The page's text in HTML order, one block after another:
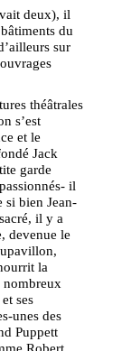
deux), il
du
sur
théâtrales
s’est
et le
Jack
garde
il
si bien Jean-
il y a
devenue le
la
nombreux
ses
unes des
Puppett
Robert